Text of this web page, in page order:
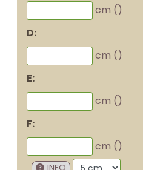
cm ()
D:
cm ()
E:
cm ()
F:
cm ()
INFO